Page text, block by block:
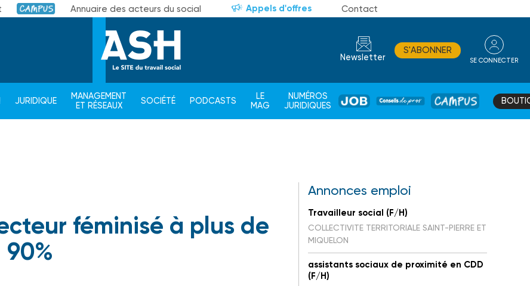
Campus Annuaire des acteurs du social Appels d'offres Contact
Newsletter
S'ABONNER
SE CONNECTER
JURIDIQUE
MANAGEMENT
ET RÉSEAUX
SOCIÉTÉ PODCASTS
LE
MAG
NUMÉROS
JURIDIQUES
JOB
DE
CAMPUS
féminisé à plus de
90%
Annonces emploi
Travailleur social (F/H)
COLLECTIVITE TERRITORIALE SAINT-PIERRE ET
MIQUELON
assistants sociaux de proximité en CDD
(F/H)